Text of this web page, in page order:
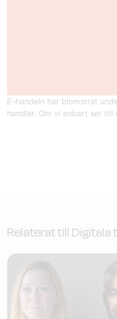
E-handeln har blomstrat
handlar. Om vi enbart ser
Relaterat till Digitala